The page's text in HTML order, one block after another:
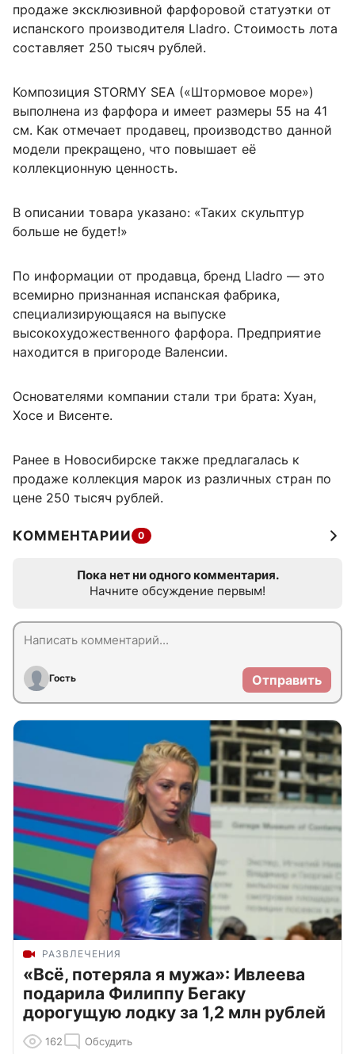
продаже эксклюзивной фарфоровой статуэтки от
испанского производителя Lladro. Стоимость лота
составляет 250 тысяч рублей.
Композиция STORMY SEA («Штормовое море»)
выполнена из фарфора и имеет размеры 55 на 41
см. Как отмечает продавец, производство данной
модели прекращено, что повышает её
коллекционную ценность.
В описании товара указано: «Таких скульптур
больше не будет!»
По информации от продавца, бренд Lladro — это
всемирно признанная испанская фабрика,
специализирующаяся на выпуске
высокохудожественного фарфора. Предприятие
находится в пригороде Валенсии.
Основателями компании стали три брата: Хуан,
Хосе и Висенте.
Ранее в Новосибирске также предлагалась к
продаже коллекция марок из различных стран по
цене 250 тысяч рублей.
КОММЕНТАРИИ 0
Пока нет ни одного комментария.
Начните обсуждение первым!
Гость Отправить
РАЗВЛЕЧЕНИЯ
«Всё, потеряла я мужа»: Ивлеева
подарила Филиппу Бегаку
дорогущую лодку за 1,2 млн рублей
162 Обсудить